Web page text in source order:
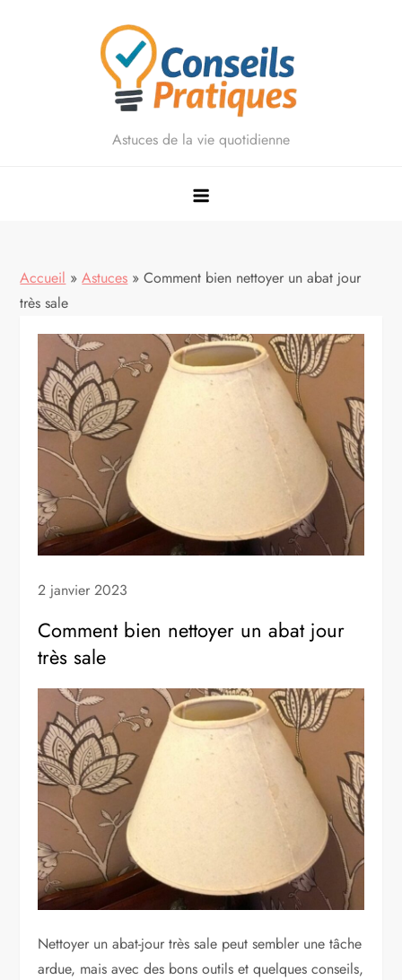
Astuces de la vie quotidienne
Accueil »Astuces »Comment bien nettoyer un abat jour
très sale
2 janvier 2023
Comment bien nettoyer un abat jour
très sale
Nettoyer un abat-jour très sale peut sembler une tâche
ardue, mais avec des bons outils et quelques conseils,